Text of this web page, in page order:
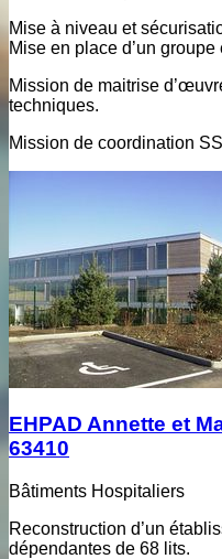
Mise à niveau et
Mise en place d’un
Mission de maitrise
techniques.
Mission de coordination
EHPAD Annette et
63410
Bâtiments Hospitaliers
Reconstruction d’un
dépendantes de 68 lits.